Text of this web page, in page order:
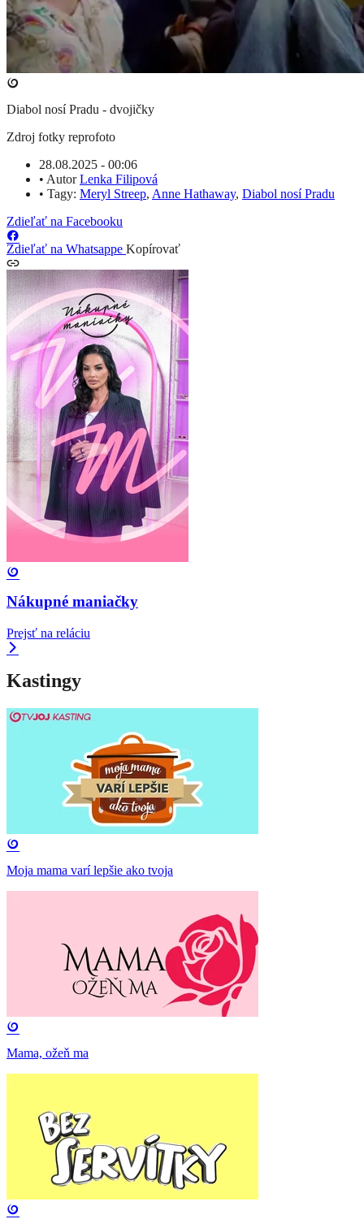
Diabol nosí Pradu - dvojičky
Zdroj fotky reprofoto
28.08.2025 - 00:06
• AutorLenka Filipová
• Tagy: Meryl Streep, Anne Hathaway, Diabol nosí Pradu
Zdieľať na Facebooku
Zdieľať na Whatsappe Kopírovať
Nákupné maniačky
Prejsť na reláciu
Kastingy
Moja mama varí lepšie ako tvoja
Mama, ožeň ma